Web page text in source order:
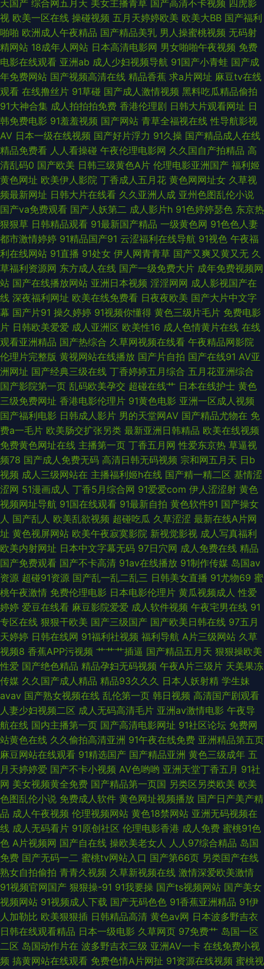
啪 Av91自拍 国产传媒第四页 另类欧美 日韩快播区 亚洲最大天堂观看 白丝jk
合在线 狼友大香蕉 日韩综合 在线网站91 ab在线www 国产成人A片 狼友视
频首页入口 天天日天天干aⅤ 91论坛在线 成人电影香蕉视频 九一视频网址 日
韩av网站大全 亚洲伊人网站 ts性爱网 国产日韩欧美 蜜桃狠狠综合色 香蕉视
频www 97操操操 丰满少妇AV 玖玖色资源 日韩艹艹13 亚洲欧美日韩色 ts色
av 含羞草av社区 欧美人妖五月天 偷拍视频网址导航 97超碰夫妻资源 国产
呦交精品视频 欧美性爱天天影院 午夜福利性交 91视频网 大香蕉9 久久只这
里有精品 日韩中文资源 最新资源AV 成人一级a免费 久热草福利导航 色资源
色天堂 超碰免费3级片 老湿机福利69 少妇性福网 91高清免费视频 成人区人
妻视频 九一网站免费看 日本久久爱 影音无码Av网 www欧美1 海角乳抡 日
本3级中文字幕 影音先锋麻豆 爱豆传媒A片 九九热成人 日韩AV电影色图 综
合色情国产 超碰人人草人人干 久艹视屏 日韩卡一 91黑丝白丝 福利视频在线
免费观看日本 五月丁香婷婷超碰 97干超碰 国产密臀久久 欧美丝袜性爱A片
伊人艹久久 AV中文第一页 激情文学影院 日韩色图导航 91豆花导航 大香蕉久
久麻豆 老司机激情网 天美3级片 91少妇福利姬 抖阴91网址 免费九一 微拍福
利老司机 白洁福利视频 久草成人 三级片网站导航 91美女黑料免费 岛国午夜
天国产 综合网五月天 美女主播青草 国产高清不卡视频 四虎影
视 欧美一区在线 操碰视频 五月天婷婷欧美 欧美大BB 国产福利
啪啪 欧洲成人午夜精品 国产精品美乳 男人操蜜桃视频 无码射
精网站 18成年人网站 日本高清电影网 男女啪啪午夜视频 免费
电影在线观看 亚洲ab 成人少妇视频导航 91国产小青蛙 国产成
年免费网站 国产视频高清在线 精品香蕉 求a片网址 麻豆tv在线
观看 在线撸丝片 91草碰 国产成人激情视频 黑料吃瓜精品偷拍
91大神合集 成人拍拍拍免费 香港伦理剧 日韩大片观看网址 日
韩免费电影 91羞羞视频 国产网站 青草全福视在线 性导航影视
AV 日本一级在线视频 国产好片浮力 91久操 国产精品成人在线
精品免费看 人人看操碰 午夜伦理电影网 久久国自产拍精品 高
清乱码0 国产欧美 日韩三级黄色A片 伦理电影亚洲国产 福利姬
黄色网址 欧美伊人影院 丁香成人五月花 黄色网网址女 久草视
频最新网址 日韩大片在线看 久久亚洲人成 亚州色图乱伦小说
国产va免费观看 国产人妖第二 成人影片h 91色婷婷瑟色 东京热
狠狠草 日韩精品观看 91最新国产精品 一级黄色网 91色色人妻
都市激情婷婷 91精品国产91 云涩福利在线导航 91视色 午夜福
利在线网站 91直播 91处女 伊人网青青草 国产又爽又黄又无 久
草福利资源网 东方成人在线 国产一级免费大片 成年免费视频网
站 国产在线播放网站 亚洲日本视频 淫淫网网 成人影视国产在
线 深夜福利网址 欧美在线免费看 日夜夜欧美 国产大片中文字
幕 国产片91 操久婷婷 91视频你懂得 黄色三级片毛片 免费电影
片 日韩欧美爱爱 成人亚洲区 欧美性16 成人色情黄片在线 在线
观看亚洲精品 国产热综合 久草网视频在线看 午夜精品网影院
伦理片完整版 黄视网站在线播放 国产片自拍 国产在线91 AV亚
洲网址 国产经典三级在线 丁香婷婷五月综合 五月花亚洲综合
国产影院第一页 乱码欧美孕交 超碰在线艹 日本在线护士 黄色
三级免费网址 香港电影伦理片 91黄色电影 亚洲一区成人视频
国产福利电影 日韩成人影片 男的天堂网AV 国产精品尤物在 免
费a一毛片 欧美肠交扩张另类 最新亚洲日韩精品 欧美在线视频
免费黄色网址在线 主播第一页 丁香五月网 性爱东京热 草逼视
频78 国产成人免费无码 高清日韩无码视频 宗和网五月天 日b
视频 成人三级网站在 主播福利姬h在线 国产精一精二区 基情涩
涩网 51漫画成人 丁香5月综合网 91爱爱com 伊人涩涩射 黄色
视频网址导航 91国在线观看 91最新自拍 黄色软件91 国产操女
人 国产乱人 欧美乱欲视频 超碰吃瓜 久草涩涩 最新在线A片网
址 黄色视屏网站 欧美午夜寂寞影院 新视觉影视 成人写真福利
欧美内射网址 日本中文字幕无码 97日穴网 成人免费在线 精品
国产免费观看 国产不卡高清 91av在线播放 91制作传媒 岛国av
资源 超碰91资源 国产乱一乱二乱三 日韩美女直播 91尤物69 蜜
桃午夜激情 免费伦理电影 日本电影伦理片 黄瓜视频成人 性爱
婷婷 爱豆在线看 麻豆影院爱爱 成人软件视频 午夜宅男在线 91
专区在线 狠狠干欧美 国产三级国产 国产欧美日韩在线 97五月
天婷婷 日韩在线网 91福利社视频 福利导航 A片三级网站 久草
视频8 香蕉APP污视频 艹艹艹插逼 国产精品五月天 狠狠操欧美
性爱 国产绝色精品 精品孕妇无码视频 午夜A片三级片 天美果冻
传媒 久久国产成人精品 精品93久久久 日本人妖射精 学生妹
avav 国产熟女视频在线 乱伦第一页 韩日视频 高清国产剧观看
人妻少妇视频二区 成人无码高清毛片 亚洲av激情电影 午夜导
航在线 国内主播第一页 国产高清电影网址 91社区论坛 免费网
站黄色在线 久久偷拍高清亚洲 91午夜在线免费 亚洲精品第五页
麻豆网站在线观看 91精选国产 国产精品亚洲 黄色三级成年 五
月天婷婷爱 国产不卡小视频 AV色哟哟 亚洲天堂丁香五月 91社
网 美女视频黄全免费 国产精品第一页国 另类区另类欧美 欧美
色图乱伦小说 免费成人软件 黄色网址视频播放 国产日产美产精
品 成人午夜视频 伦理视频网站 黄色18禁网站 亚洲无码视频在
线 成人无码看片 91原创社区 伦理电影香港 成人免费 蜜桃91色
色 A片视频网 国产自在线 操欧美老女人 人人97综合精品 岛国
免费 国产无码一二 蜜桃tv网站入口 国产第66页 另类国产在线
熟女自拍偷拍 青青久视频 久草新视频在线 激情深爱欧美激情
91视频官网国产 狠狠操-91 91我要操 国产ts视频网站 国产美女
视频网站 91视频成人下载 国产无码色色 91香蕉亚洲精品 91伊
人加勒比 欧美狠狠插 日韩精品高清 黄色av网 日本波多野吉衣
日韩在线观看精品 日本一级电影 久草网页 97免费艹 岛国一区
二区 岛国动作片在 波多野吉衣三级 亚洲AV一卡 在线免费小视
频 搞黄网站在线观看 免费色情A片网扯 91资源在线视频 蜜桃视